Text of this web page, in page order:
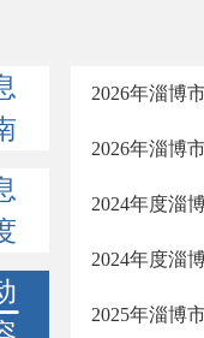
2026年淄博
2026年淄博
2024年度淄
2024年度淄
2025年淄博